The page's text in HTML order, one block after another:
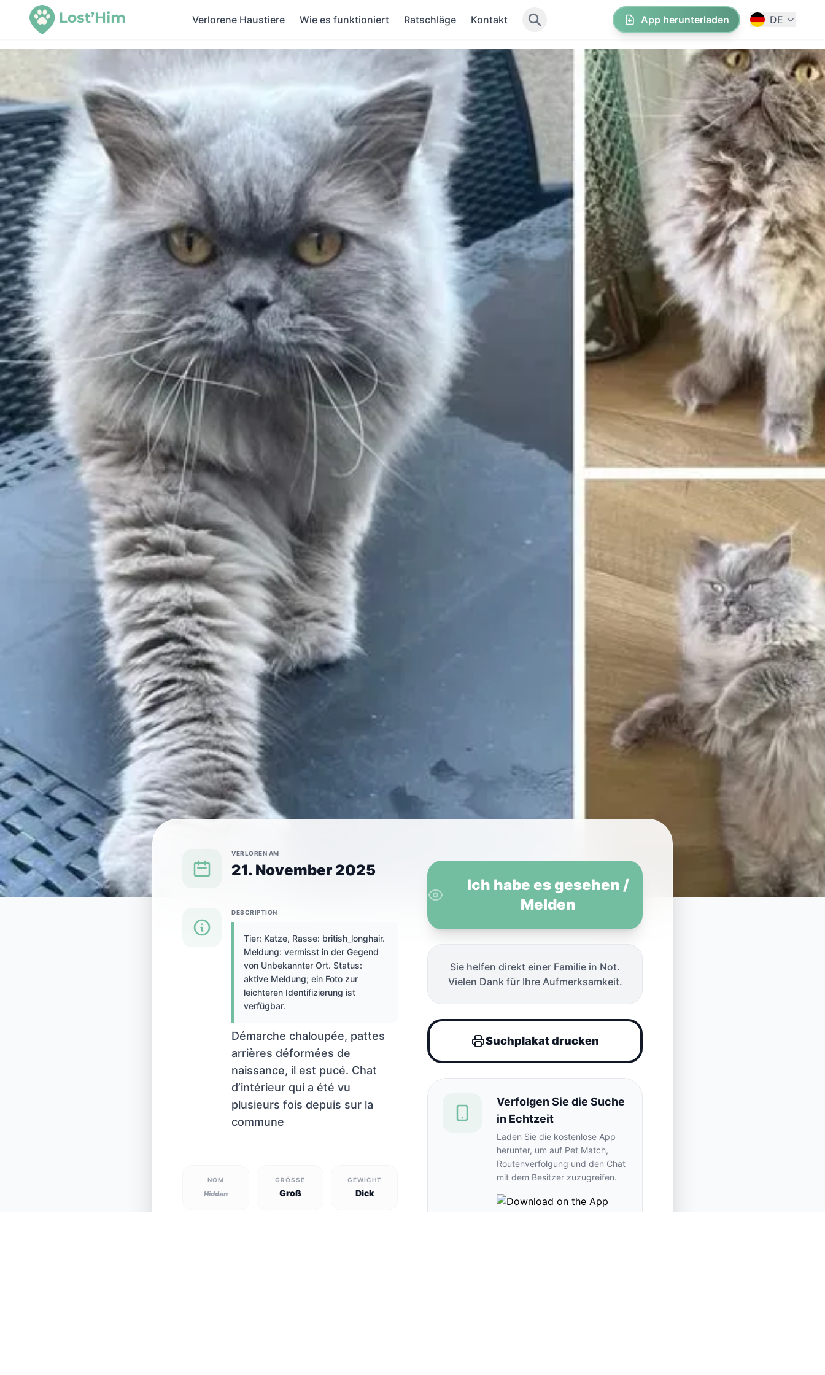
Verlorene Haustiere Wie es funktioniert Ratschläge Kontakt App herunterladen DE
{SPECIES} IN {CITY} VERLOREN
Katze in Unbekannter Ort
VERLOREN AM
21. November 2025
DESCRIPTION
Tier: Katze, Rasse: british_longhair.
Meldung: vermisst in der Gegend
von Unbekannter Ort. Status:
aktive Meldung; ein Foto zur
leichteren Identifizierung ist
verfügbar.
Démarche chaloupée, pattes
arrières déformées de
naissance, il est pucé. Chat
d’intérieur qui a été vu
plusieurs fois depuis sur la
commune
NOM
Hidden
GRÖSSE
Groß
GEWICHT
Dick
Ich habe es gesehen /
Melden
Sie helfen direkt einer Familie in Not.
Vielen Dank für Ihre Aufmerksamkeit.
Suchplakat drucken
Verfolgen Sie die Suche
in Echtzeit
Laden Sie die kostenlose App
herunter, um auf Pet Match,
Routenverfolgung und den Chat
mit dem Besitzer zuzugreifen.